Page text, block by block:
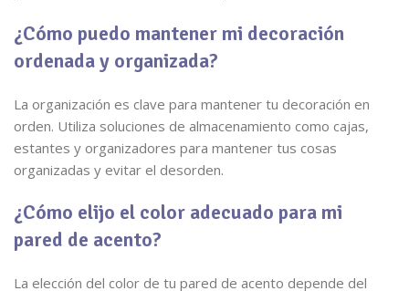
¿Cómo puedo mantener mi decoración
ordenada y organizada?
La organización es clave para mantener tu decoración en
orden. Utiliza soluciones de almacenamiento como cajas,
estantes y organizadores para mantener tus cosas
organizadas y evitar el desorden.
¿Cómo elijo el color adecuado para mi
pared de acento?
La elección del color de tu pared de acento depende del